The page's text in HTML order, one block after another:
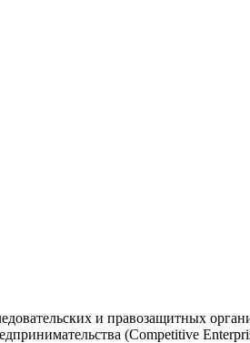
и правозащитных
(Competitive